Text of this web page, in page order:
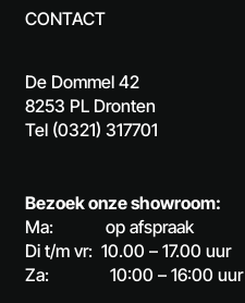
CONTACT
De Dommel 42
8253 PL Dronten
Tel (0321) 317701
Bezoek onze showroom:
Ma: op afspraak
Di t/m vr: 10.00 – 17.00 uur
Za: 10:00 – 16:00 uur